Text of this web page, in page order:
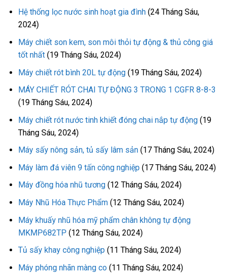
Hệ thống lọc nước sinh hoạt gia đình (24 Tháng Sáu,
2024)
Máy chiết son kem, son môi thỏi tự động & thủ công giá
tốt nhất (19 Tháng Sáu, 2024)
Máy chiết rót bình 20L tự động (19 Tháng Sáu, 2024)
MÁY CHIẾT RÓT CHAI TỰ ĐỘNG 3 TRONG 1 CGFR 8-8-3
(19 Tháng Sáu, 2024)
Máy chiết rót nước tinh khiết đóng chai nắp tự động (19
Tháng Sáu, 2024)
Máy sấy nông sản, tủ sấy lâm sản (17 Tháng Sáu, 2024)
Máy làm đá viên 9 tấn công nghiệp (17 Tháng Sáu, 2024)
Máy đồng hóa nhũ tương (12 Tháng Sáu, 2024)
Máy Nhũ Hóa Thực Phẩm (12 Tháng Sáu, 2024)
Máy khuấy nhũ hóa mỹ phẩm chân không tự động
MKMP682TP (12 Tháng Sáu, 2024)
Tủ sấy khay công nghiệp (11 Tháng Sáu, 2024)
Máy phóng nhãn màng co (11 Tháng Sáu, 2024)